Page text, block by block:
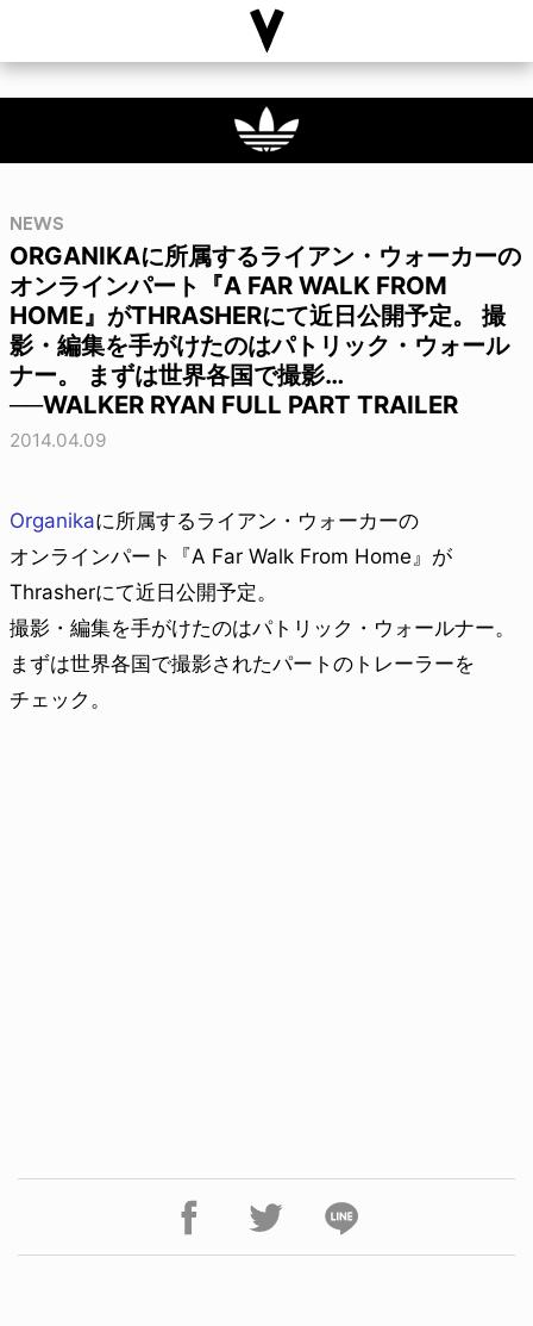
NEWS
ORGANIKAに所属するライアン・ウォーカーの
オンラインパート『A FAR WALK FROM
HOME』がTHRASHERにて近日公開予定。 撮
影・編集を手がけたのはパトリック・ウォール
ナー。 まずは世界各国で撮影…
──WALKER RYAN FULL PART TRAILER
2014.04.09
Organikaに所属するライアン・ウォーカーの
オンラインパート『A Far Walk From Home』が
Thrasherにて近日公開予定。
撮影・編集を手がけたのはパトリック・ウォールナー。
まずは世界各国で撮影されたパートのトレーラーを
チェック。